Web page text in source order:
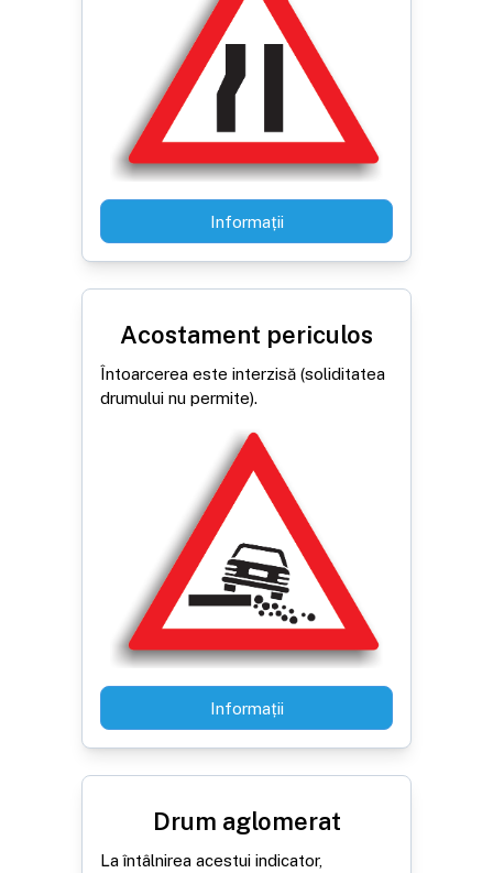
Informații
Acostament periculos
Întoarcerea este interzisă (soliditatea
drumului nu permite).
Informații
Drum aglomerat
La întâlnirea acestui indicator,